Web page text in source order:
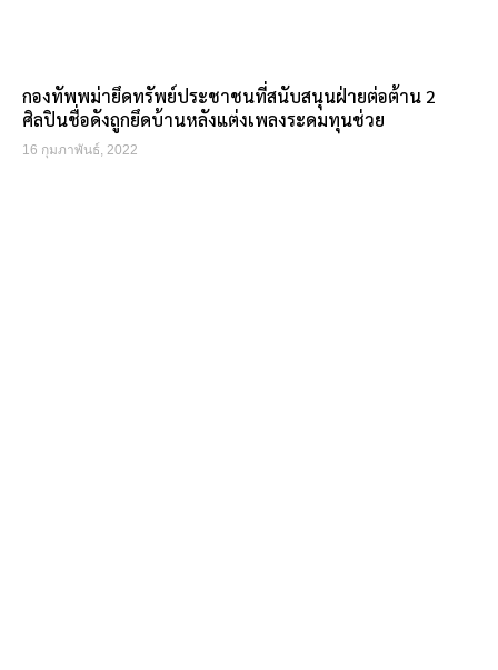
กองทัพพม่ายึดทรัพย์ประชาชนที่สนับสนุนฝ่ายต่อต้าน 2
ศิลปินชื่อดังถูกยึดบ้านหลังแต่งเพลงระดมทุนช่วย
16 กุมภาพันธ์, 2022